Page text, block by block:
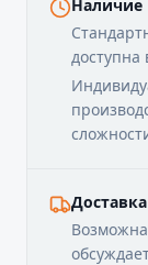
Наличие
доступна
Доставка
Возможна